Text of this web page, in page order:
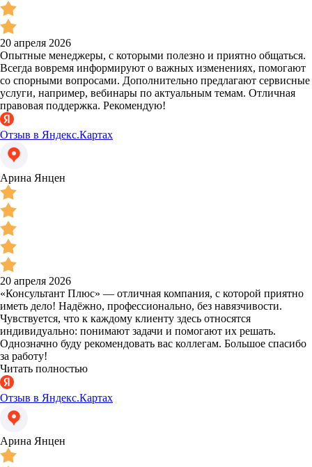
20 апреля 2026
Опытные менеджеры, с которыми полезно и приятно общаться.
Всегда вовремя информируют о важных изменениях, помогают
со спорными вопросами. Дополнительно предлагают сервисные
услуги, например, вебинары по актуальным темам. Отличная
правовая поддержка. Рекомендую!
Отзыв в Яндекс.Картах
Арина Янцен
20 апреля 2026
«Консультант Плюс» — отличная компания, с которой приятно
иметь дело! Надёжно, профессионально, без навязчивости.
Чувствуется, что к каждому клиенту здесь относятся
индивидуально: понимают задачи и помогают их решать.
Однозначно буду рекомендовать вас коллегам. Большое спасибо
за работу!
Читать полностью
Отзыв в Яндекс.Картах
Арина Янцен